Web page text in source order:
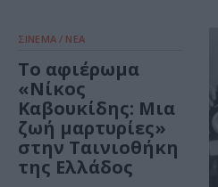
ΣΙΝΕΜΑ / ΝΕΑ
Το αφιέρωμα
«Νίκος
Καβουκίδης: Μια
ζωή μαρτυρίες»
στην Ταινιοθήκη
της Ελλάδος